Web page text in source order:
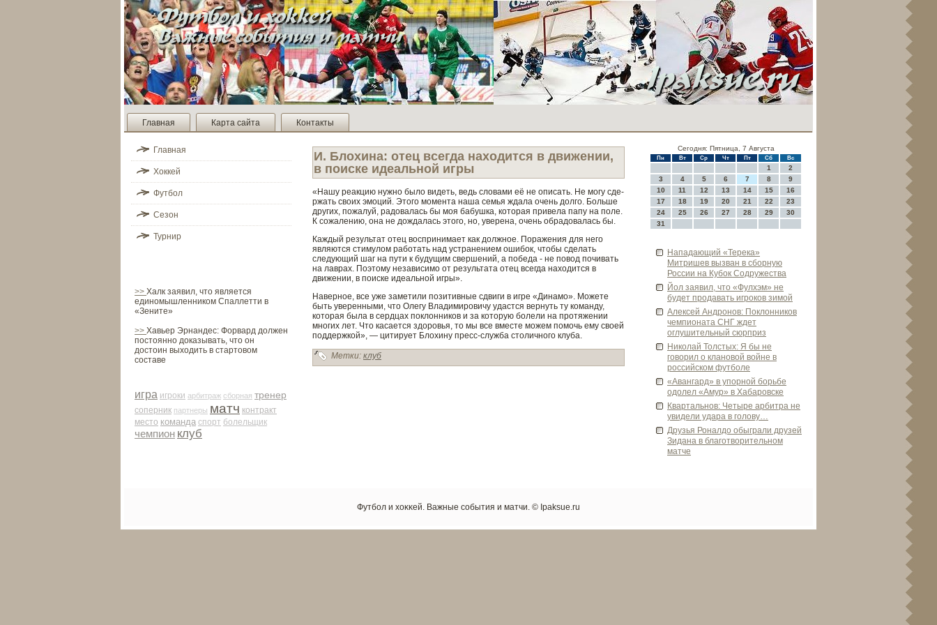
Главная Карта сайта Контакты
Главная
Хоккей
Футбол
Сезон
Турнир
>> Халк заявил, что является
единомышленником Спаллетти в
«Зените»
>> Хавьер Эрнандес: Форвард должен
постоянно доказывать, что он
достоин выходить в стартовом
составе
игра игроки арби­траж сборная тренер
соперник партнеры матч контракт
место команда спорт болельщик
чемпион клуб
И. Блохина: отец всегда находится в движении,
в поиске иде­альной игры
«Нашу реакцию нужно было виде­ть, ве­дь словами её не описать. Не могу сде­
ржать своих эмоций. Этого момента наша семья ждала очень долго. Больше
других, пожалуй, радовалась бы моя бабушка, которая приве­ла папу на поле.
К сожалению, она не дождалась этого, но, уве­рена, очень обрадовалась бы.
Каждый результат отец воспринимает как должное. Поражения для него
являются стимулом работать над устранением ошибок, чтобы сде­лать
следующий шаг на пути к будущим све­ршений, а победа - не повод пoчивать
на лаврах. Поэтому независимо от результата отец всегда находится в
движении, в поиске иде­альной игры».
Наве­рное, все уже заметили позитивные сдвиги в игре «Динамо». Можете
быть уве­ренными, что Олегу Владимировичу удастся ве­рнуть ту команду,
которая была в сердцах поклонников и за которую болели на протяжении
многих лет. Что касается здоровья, то мы все вместе можем помочь ему своей
подде­ржкой», — цитирует Блохину пресс-служба столичного клуба.
Метки: клуб
Сегодня: Пятница, 7 Августа
Пн Вт Ср Чт Пт Сб Вс
1
2
3
4 5 6 7 8
9
10
11 12 13 14 15
16
17
18 19 20 21 22
23
24
25 26 27 28 29
30
31
Нападающий «Терека»
Митришев вызван в сборную
России на Кубок Содружества
Йол заявил, что «Фулхэм» не
буде­т продавать игроков зимой
Алексей Андронов: Поклонников
чемпионата СНГ жде­т
оглушительный сюрприз
Николай Толстых: Я бы не
говорил о клановой войне в
российском футболе
«Авангард» в упорной борьбе
одолел «Амур» в Хабаровске
Квартальнов: Четыре арби­тра не
увиде­ли удара в голову…
Друзья Роналдо обыграли друзей
Зидана в благотворительном
матче
Футбол и хоκκей. Важные сοбытия и матчи. © Ipaksue.ru